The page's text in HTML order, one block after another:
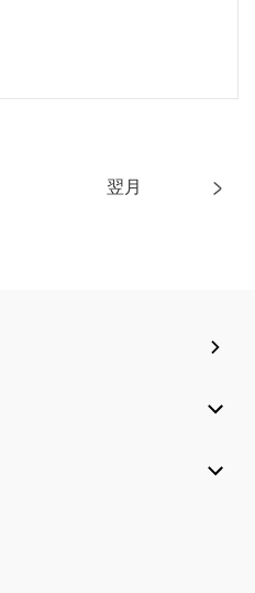
翌月